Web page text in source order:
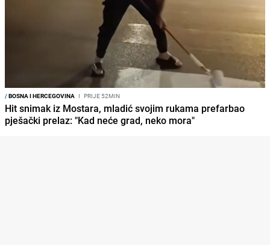
/BOSNA I HERCEGOVINA I PRIJE 52MIN
Hit snimak iz Mostara, mladić svojim rukama prefarbao
pješački prelaz: "Kad neće grad, neko mora"